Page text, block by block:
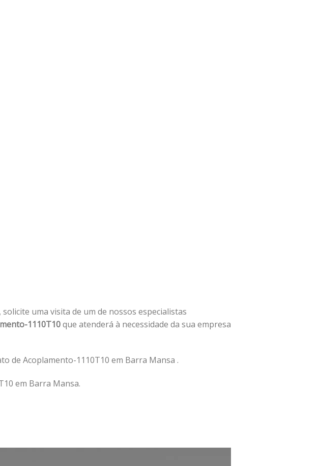
uma visita de um de nossos especialistas
1110T10que atenderá à necessidade da sua empresa
de Acoplamento-1110T10 em Barra Mansa .
em Barra Mansa.